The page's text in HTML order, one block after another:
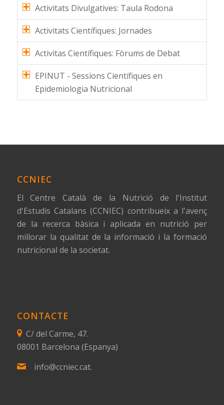
Activitats Divulgatives: Taula Rodona
Activitats Científiques: Jornades
Activitas Científiques: Fòrums de Debat
EPINUT - Sessions Científiques en
Epidemiologia Nutricional
CCNIEC
El Centre Català de la Nutrició de l'Institut
d'Estudis Catalans (CCNIEC) contribueix a l'avenç
de la recerca bàsica i aplicada en nutrició per
millorar la qualitat de la informació i la formació
nutricional de la societat.
CONTACTE
C/ del Carme, 47.
08001 Barcelona (Espanya)
info@ccniec.cat.